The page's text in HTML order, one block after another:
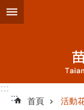
跳到主要內容區塊
:::
:::
首頁 活動